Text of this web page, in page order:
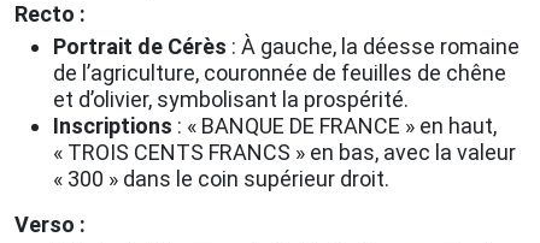
Recto :
Portrait de Cérès : À gauche, la déesse romaine
de l’agriculture, couronnée de feuilles de chêne
et d’olivier, symbolisant la prospérité.
Inscriptions : « BANQUE DE FRANCE » en haut,
« TROIS CENTS FRANCS » en bas, avec la valeur
« 300 » dans le coin supérieur droit.
Verso :